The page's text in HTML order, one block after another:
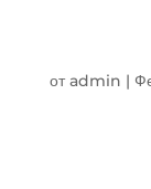
отadmin |